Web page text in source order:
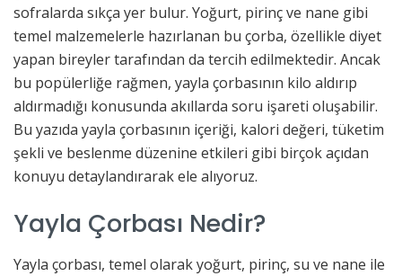
sofralarda sıkça yer bulur. Yoğurt, pirinç ve nane gibi
temel malzemelerle hazırlanan bu çorba, özellikle diyet
yapan bireyler tarafından da tercih edilmektedir. Ancak
bu popülerliğe rağmen, yayla çorbasının kilo aldırıp
aldırmadığı konusunda akıllarda soru işareti oluşabilir.
Bu yazıda yayla çorbasının içeriği, kalori değeri, tüketim
şekli ve beslenme düzenine etkileri gibi birçok açıdan
konuyu detaylandırarak ele alıyoruz.
Yayla Çorbası Nedir?
Yayla çorbası, temel olarak yoğurt, pirinç, su ve nane ile